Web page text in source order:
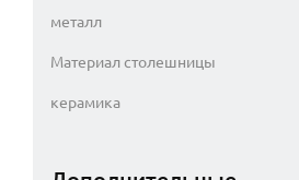
металл
Материал столешницы
керамика